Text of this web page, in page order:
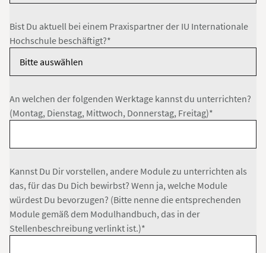
Bist Du aktuell bei einem Praxispartner der IU Internationale
Hochschule beschäftigt?*
An welchen der folgenden Werktage kannst du unterrichten?
(Montag, Dienstag, Mittwoch, Donnerstag, Freitag)*
Kannst Du Dir vorstellen, andere Module zu unterrichten als
das, für das Du Dich bewirbst? Wenn ja, welche Module
würdest Du bevorzugen? (Bitte nenne die entsprechenden
Module gemäß dem Modulhandbuch, das in der
Stellenbeschreibung verlinkt ist.)*